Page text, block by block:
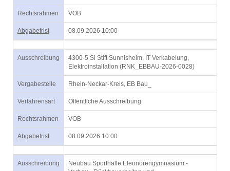
Rechtsrahmen VOB
Abgabefrist 08.09.2026 10:00
Ausschreibung
4300-5 Si Stift Sunnisheim, IT Verkabelung,
Elektroinstallation (RNK_EBBAU-2026-0028)
Vergabestelle Rhein-Neckar-Kreis, EB Bau_
Verfahrensart Öffentliche Ausschreibung
Rechtsrahmen VOB
Abgabefrist 08.09.2026 10:00
Ausschreibung
Neubau Sporthalle Eleonorengymnasium -